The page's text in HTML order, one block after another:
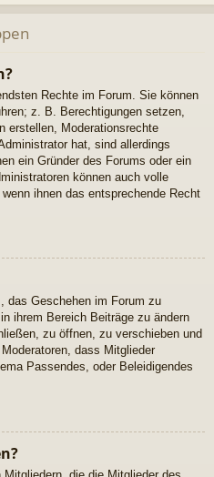
Rechte im Forum. Sie können
z. B. Berechtigungen setzen,
erstellen, Moderationsrechte
hat, sind allerdings
ein Gründer des Forums oder ein
können auch volle
ihnen das entsprechende Recht
das Geschehen im Forum zu
ihrem Bereich Beiträge zu ändern
zu öffnen, zu verschieben und
dass Mitglieder
Passendes, oder Beleidigendes